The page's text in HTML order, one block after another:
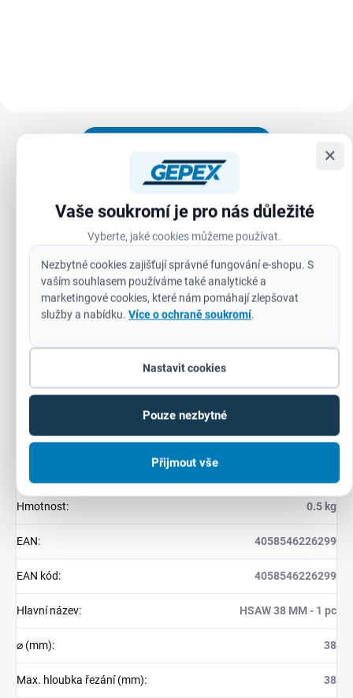
Vaše soukromí je pro nás důležité
Vyberte, jaké cookies můžeme používat.
Nezbytné cookies zajišťují správné fungování e-shopu. S
vaším souhlasem používáme také analytické a
marketingové cookies, které nám pomáhají zlepšovat
služby a nabídku. Více o ochraně soukromí.
Nastavit cookies
Pouze nezbytné
Přijmout vše
×
zaručuje rychlejší vrtání a univerzální použití.
Bimetalové zuby zaručují maximální životnost a lepší
Pro univerzální použití: ocel, neželezné kovy, dřevo,
sádrokartonové desky, plasty.
Doplňkové parametry
Kategorie: Kruhové pilky (Contractor)
24 měsíců (IČ: 12 měsíců)
Hmotnost: 0.5 kg
EAN: 4058546226299
EAN kód: 4058546226299
Hlavní název: HSAW 38 MM - 1 pc
⌀ (mm): 38
Max. hloubka řezání (mm): 38